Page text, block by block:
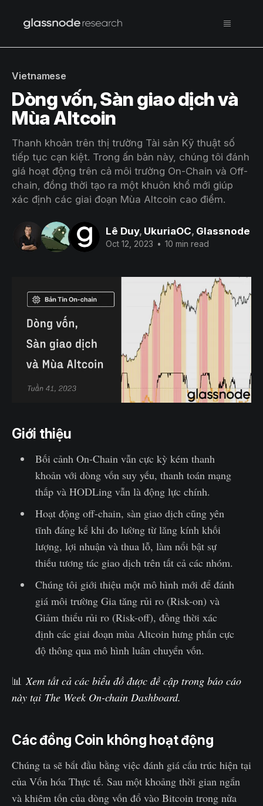
Vietnamese
Dòng vốn, Sàn giao dịch và
Mùa Altcoin
Thanh khoản trên thị trường Tài sản Kỹ thuật số
tiếp tục cạn kiệt. Trong ấn bản này, chúng tôi đánh
giá hoạt động trên cả môi trường On-Chain và Off-
chain, đồng thời tạo ra một khuôn khổ mới giúp
xác định các giai đoạn Mùa Altcoin cao điểm.
Lê Duy, UkuriaOC, Glassnode
Oct 12, 2023 • 10 min read
Giới thiệu
Bối cảnh On-Chain vẫn cực kỳ kém thanh
khoản với dòng vốn suy yếu, thanh toán mạng
thấp và HODLing vẫn là động lực chính.
Hoạt động off-chain, sàn giao dịch cũng yên
tĩnh đáng kể khi đo lường từ lăng kính khối
lượng, lợi nhuận và thua lỗ, làm nổi bật sự
thiếu tương tác giao dịch trên tất cả các nhóm.
Chúng tôi giới thiệu một mô hình mới để đánh
giá môi trường Gia tăng rủi ro (Risk-on) và
Giảm thiểu rủi ro (Risk-off), đồng thời xác
định các giai đoạn mùa Altcoin hưng phấn cực
độ thông qua mô hình luân chuyển vốn.
📊 Xem tất cả các biểu đồ được đề cập trong báo cáo
này tại The Week On-chain Dashboard.
Các đồng Coin không hoạt động
Chúng ta sẽ bắt đầu bằng việc đánh giá cấu trúc hiện tại
của Vốn hóa Thực tế. Sau một khoảng thời gian ngắn
và khiêm tốn của dòng vốn đổ vào Bitcoin trong nửa